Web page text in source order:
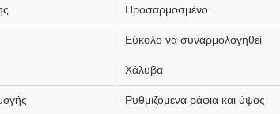
Προσαρμοσμένο
Εύκολο να συναρμολογηθεί
Χάλυβα
Ρυθμιζόμενα ράφια και ύψος